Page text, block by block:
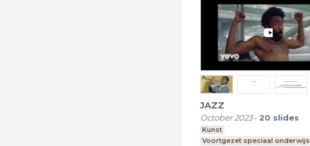
JAZZ
October 2023- 20 slides
Kunst
Voortgezet speciaal onderwijs